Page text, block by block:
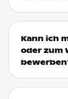
Kann ich
oder zum